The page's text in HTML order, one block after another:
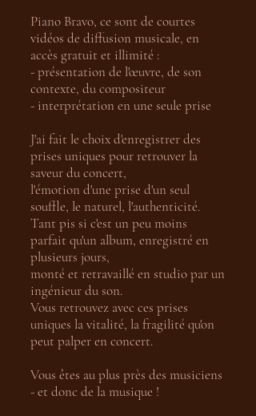
Piano Bravo, ce sont de courtes
vidéos de diffusion musicale, en
accès gratuit et illimité :
- présentation de l'œuvre, de son
contexte, du compositeur
- interprétation en une seule prise
J'ai fait le choix d'enregistrer des
prises uniques pour retrouver la
saveur du concert,
l'émotion d'une prise d'un seul
souffle, le naturel, l'authenticité.
Tant pis si c'est un peu moins
parfait qu'un album, enregistré en
plusieurs jours,
monté et retravaillé en studio par un
ingénieur du son.
Vous retrouvez avec ces prises
uniques la vitalité, la fragilité qu'on
peut palper en concert.
Vous êtes au plus près des musiciens
- et donc de la musique !